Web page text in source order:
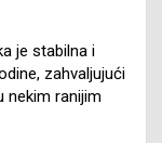
je stabilna i
zahvaljujući
nekim ranijim